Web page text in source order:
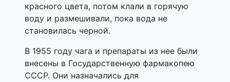
красного цвета, потом клали в горячую
воду и размешивали, пока вода не
становилась черной.
В 1955 году чага и препараты из нее были
внесены в Государственную фармакопею
СССР. Они назначались для